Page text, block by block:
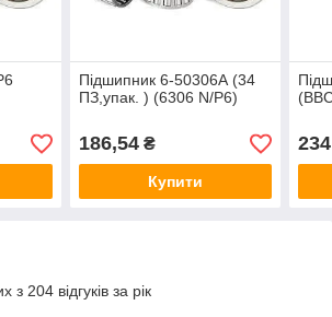
Підшипник 6-50306А (34
ПЗ,упак. ) (6306 N/P6)
186,54₴
Купити
з 204 відгуків за рік